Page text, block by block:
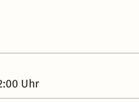
Uhr